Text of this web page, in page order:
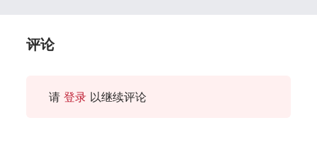
评论
请 登录 以继续评论